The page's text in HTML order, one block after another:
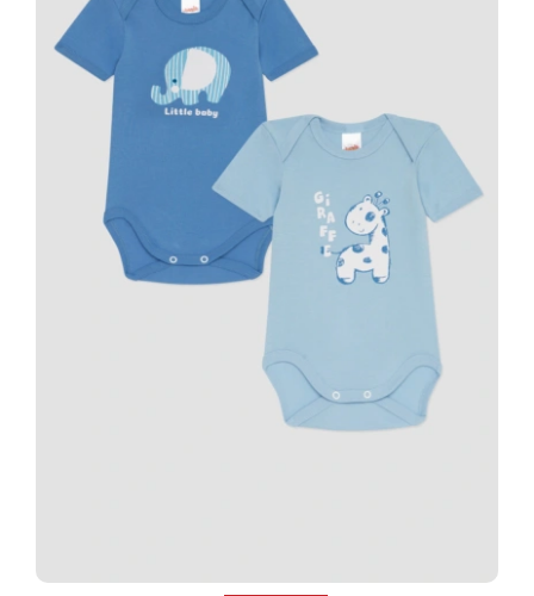
Κορίτσι
Εσώρουχα
Είδη Παρέλασης
Σχετικά με εμάς